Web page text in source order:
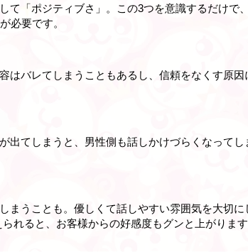
て「ポジティブさ」。この3つを意識するだけで
必要です。
はバレてしまうこともあるし、信頼をなくす原
てしまうと、男性側も話しかけづらくなってし
まうことも。優しくて話しやすい雰囲気を大切に
れると、お客様からの好感度もグンと上がります